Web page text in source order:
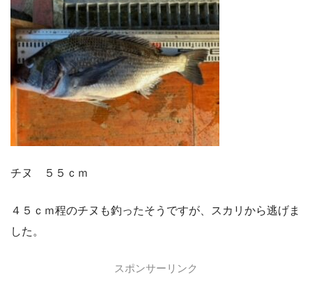
チヌ ５５ｃｍ
４５ｃｍ程のチヌも釣ったそうですが、スカリから逃げま
した。
スポンサーリンク